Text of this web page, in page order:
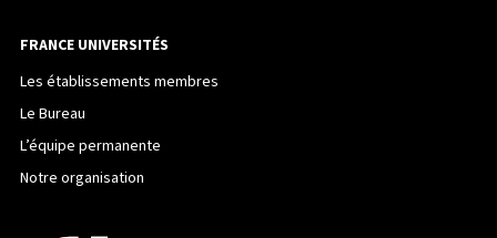
FRANCE UNIVERSITÉS
Les établissements membres
Le Bureau
L’équipe permanente
Notre organisation